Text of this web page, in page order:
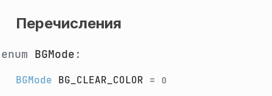
Перечисления
enum BGMode :
BGMode BG_CLEAR_COLOR = 0